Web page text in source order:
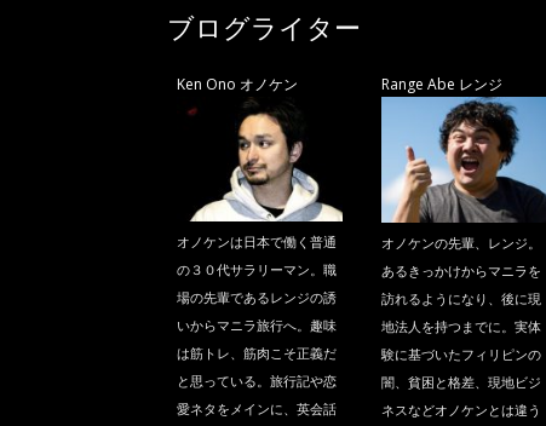
ブログライター
Ken Ono オノケン
オノケンは日本で働く普通
の３０代サラリーマン。職
場の先輩であるレンジの誘
いからマニラ旅行へ。趣味
は筋トレ、筋肉こそ正義だ
と思っている。旅行記や恋
愛ネタをメインに、英会話
Range Abe レンジ
オノケンの先輩、レンジ。
あるきっかけからマニラを
訪れるようになり、後に現
地法人を持つまでに。実体
験に基づいたフィリピンの
闇、貧困と格差、現地ビジ
ネスなどオノケンとは違う